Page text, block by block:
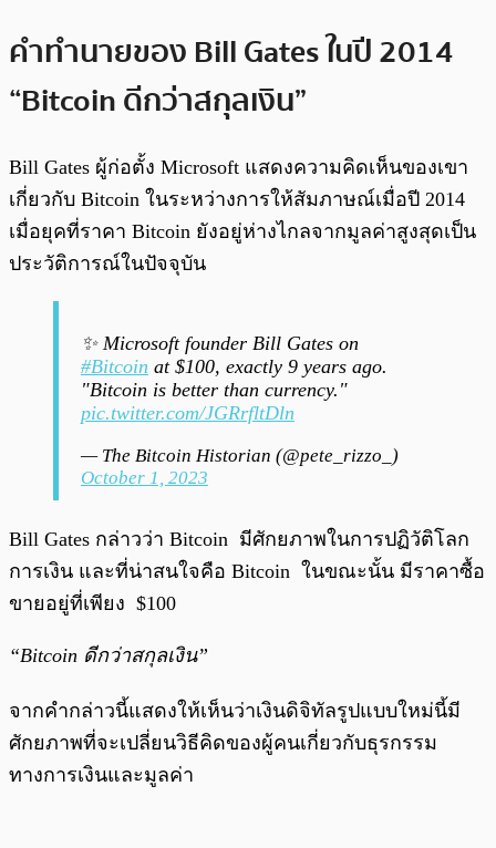
คำทำนายของ Bill Gates ในปี 2014
“Bitcoin ดีกว่าสกุลเงิน”
Bill Gates ผู้ก่อตั้ง Microsoft แสดงความคิดเห็นของเขา
เกี่ยวกับ Bitcoin ในระหว่างการให้สัมภาษณ์เมื่อปี 2014
เมื่อยุคที่ราคา Bitcoin ยังอยู่ห่างไกลจากมูลค่าสูงสุดเป็น
ประวัติการณ์ในปัจจุบัน
✨ Microsoft founder Bill Gates on
#Bitcoin at $100, exactly 9 years ago.
"Bitcoin is better than currency."
pic.twitter.com/JGRrfltDln
— The Bitcoin Historian (@pete_rizzo_)
October 1, 2023
Bill Gates กล่าวว่า Bitcoin มีศักยภาพในการปฏิวัติโลก
การเงิน และที่น่าสนใจคือ Bitcoin ในขณะนั้น มีราคาซื้อ
ขายอยู่ที่เพียง $100
“Bitcoin ดีกว่าสกุลเงิน”
จากคำกล่าวนี้แสดงให้เห็นว่าเงินดิจิทัลรูปแบบใหม่นี้มี
ศักยภาพที่จะเปลี่ยนวิธีคิดของผู้คนเกี่ยวกับธุรกรรม
ทางการเงินและมูลค่า